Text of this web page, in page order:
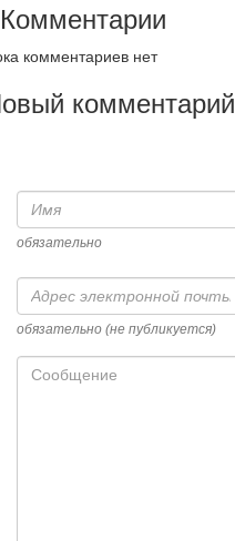
Комментарии
комментариев нет
комментарий
Имя
обязательно
Адрес
электронной
почты
обязательно (не публикуется)
Сообщение